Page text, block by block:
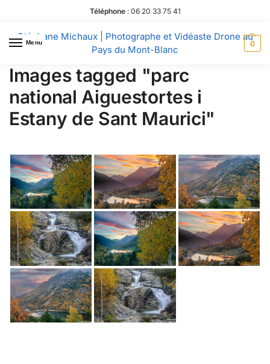
Téléphone: 06 20 33 75 41
Menu
Stéphane Michaux | Photographe et Vidéaste Drone au
Pays du Mont-Blanc
0
Images tagged "parc
national Aiguestortes i
Estany de Sant Maurici"